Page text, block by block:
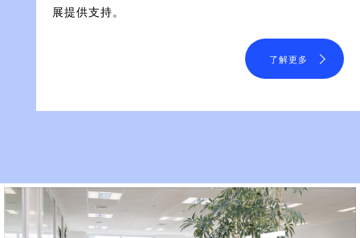
展提供支持。
了解更多